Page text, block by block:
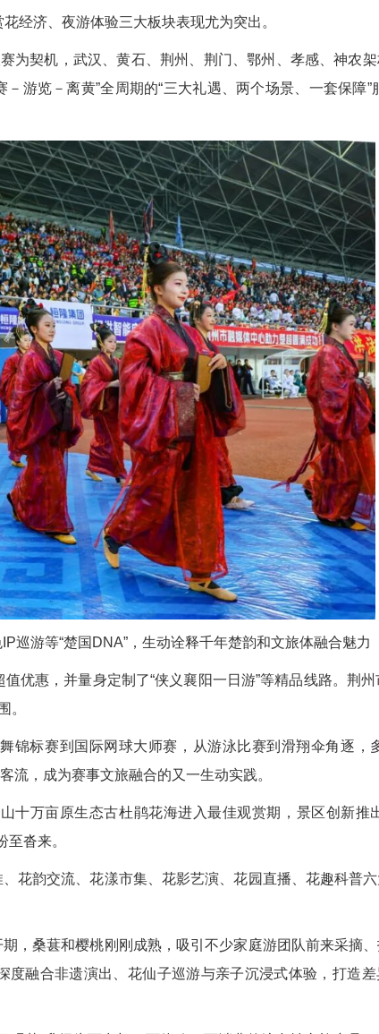
经济、夜游体验三大板块表现尤为突出。
赛为契机，武汉、黄石、荆州、荆门、鄂州、孝感、神农
游览－离黄”全周期的“三大礼遇、两个场景、一套保障”
游等“楚国DNA”，生动诠释千年楚韵和文旅体融合魅力
优惠，并量身定制了“侠义襄阳一日游”等精品线路。荆
。
锦标赛到国际网球大师赛，从游泳比赛到滑翔伞角逐，
流，成为赛事文旅融合的又一生动实践。
十万亩原生态古杜鹃花海进入最佳观赏期，景区创新推
至沓来。
花韵交流、花漾市集、花影艺演、花园直播、花趣科普
，桑葚和樱桃刚刚成熟，吸引不少家庭游团队前来采摘
融合非遗演出、花仙子巡游与亲子沉浸式体验，打造